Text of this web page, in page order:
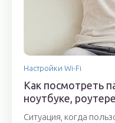
Настройки Wi-Fi
Как посмотреть
ноутбуке, роутере
Ситуация, когда